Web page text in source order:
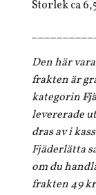
Storlek ca
Den här
frakten är
kategorin
levererade
dras av i
Fjäderlätta
om du
frakten 49